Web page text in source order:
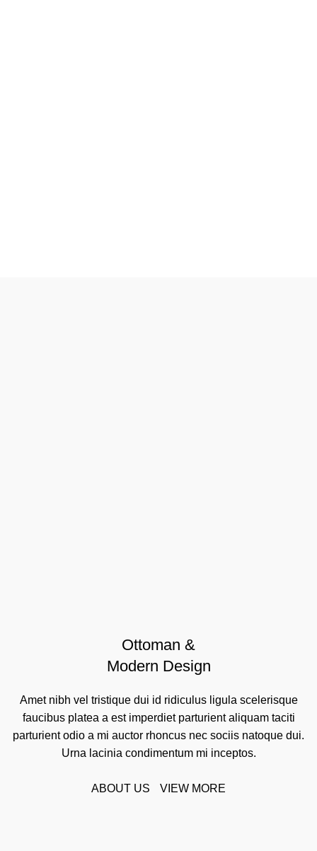
Ottoman &
Modern Design
Amet nibh vel tristique dui id ridiculus ligula scelerisque
faucibus platea a est imperdiet parturient aliquam taciti
parturient odio a mi auctor rhoncus nec sociis natoque dui.
Urna lacinia condimentum mi inceptos.
ABOUT US VIEW MORE